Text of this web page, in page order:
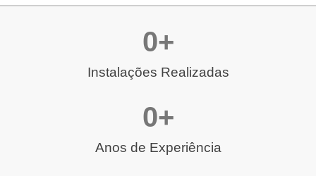
Instalações Realizadas
0+
Anos de Experiência
0+